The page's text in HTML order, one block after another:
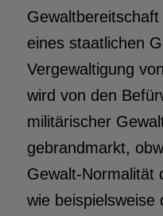
eines staatlichen
Vergewaltigung
wird von den
militärischer
gebrandmarkt,
Gewalt-Normalität
wie beispielsweise